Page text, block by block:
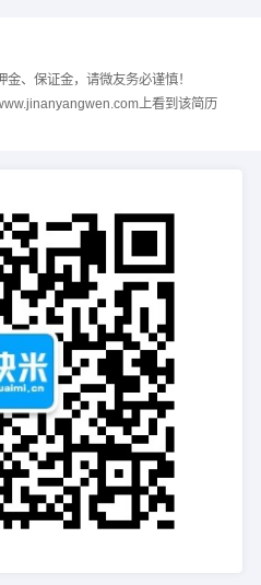
、保证金，请微友务必谨慎！
上看到该简历